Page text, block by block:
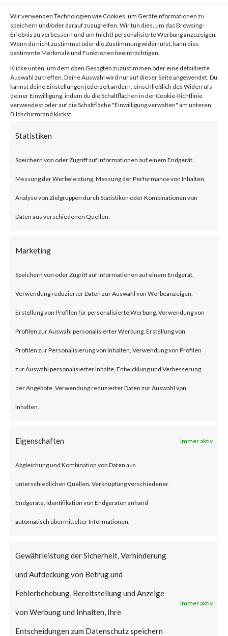
Wir verwenden Technologien wie Cookies, um Geräteinformationen zu
speichern und/oder darauf zuzugreifen. Wir tun dies, um das Browsing-
Erlebnis zu verbessern und um (nicht) personalisierte Werbung anzuzeigen.
Wenn du nicht zustimmst oder die Zustimmung widerrufst, kann dies
bestimmte Merkmale und Funktionen beeinträchtigen.
Klicke unten, um dem oben Gesagten zuzustimmen oder eine detaillierte
Auswahl zu treffen. Deine Auswahl wird nur auf dieser Seite angewendet. Du
kannst deine Einstellungen jederzeit ändern, einschließlich des Widerrufs
deiner Einwilligung, indem du die Schaltflächen in der Cookie-Richtlinie
verwendest oder auf die Schaltfläche "Einwilligung verwalten" am unteren
Bildschirmrand klickst.
Statistiken
Speichern von oder Zugriff auf Informationen auf einem Endgerät,
Messung der Werbeleistung, Messung der Performance von Inhalten,
Analyse von Zielgruppen durch Statistiken oder Kombinationen von
Daten aus verschiedenen Quellen.
Marketing
Speichern von oder Zugriff auf Informationen auf einem Endgerät,
Verwendung reduzierter Daten zur Auswahl von Werbeanzeigen,
Erstellung von Profilen für personalisierte Werbung, Verwendung von
Profilen zur Auswahl personalisierter Werbung, Erstellung von
Profilen zur Personalisierung von Inhalten, Verwendung von Profilen
zur Auswahl personalisierter Inhalte, Entwicklung und Verbesserung
der Angebote, Verwendung reduzierter Daten zur Auswahl von
Inhalten.
Eigenschaften Immer aktiv
Abgleichung und Kombination von Daten aus
unterschiedlichen Quellen, Verknüpfung verschiedener
Endgeräte, Identifikation von Endgeräten anhand
automatisch übermittelter Informationen.
Gewährleistung der Sicherheit, Verhinderung
und Aufdeckung von Betrug und
Fehlerbehebung, Bereitstellung und Anzeige
von Werbung und Inhalten, Ihre
Entscheidungen zum Datenschutz speichern
Immer aktiv
Facebook 0
What is WooCommerce
Payments?
WooCommerce Payments is a
popular e-commerce payment
plugin for WordPress designed
for small to large-sized online
merchants using WordPress.
has over 600,000 active
What is the Attack?
CVE-2023-28121 is an
authentication bypass
vulnerability affecting the
WooCommerce Payments
plugin version 4.8.0 through
the vulnerability could allow an
unauthorized attacker to gain
admin privileges on the
WordPress websites installed
with the vulnerable version of
According to NIST (National
Institute of Standards and
Technology), CVE-2023-28121
has a CVSS base score of 9.8 and